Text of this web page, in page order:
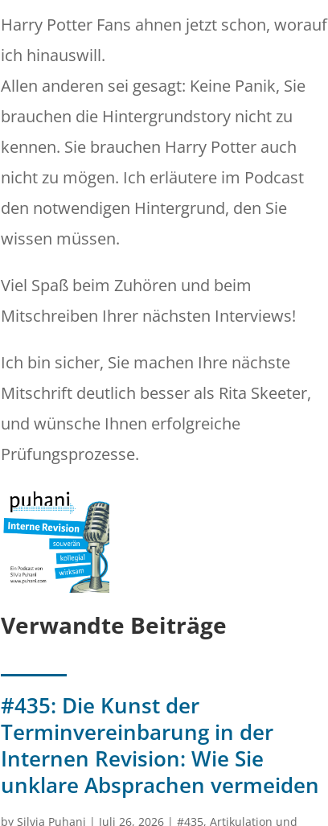
Harry Potter Fans ahnen jetzt schon, worauf
ich hinauswill.
Allen anderen sei gesagt: Keine Panik, Sie
brauchen die Hintergrundstory nicht zu
kennen. Sie brauchen Harry Potter auch
nicht zu mögen. Ich erläutere im Podcast
den notwendigen Hintergrund, den Sie
wissen müssen.
Viel Spaß beim Zuhören und beim
Mitschreiben Ihrer nächsten Interviews!
Ich bin sicher, Sie machen Ihre nächste
Mitschrift deutlich besser als Rita Skeeter,
und wünsche Ihnen erfolgreiche
Prüfungsprozesse.
Verwandte Beiträge
#435: Die Kunst der
Terminvereinbarung in der
Internen Revision: Wie Sie
unklare Absprachen vermeiden
by Silvia Puhani | Juli 26, 2026| #435, Artikulation und